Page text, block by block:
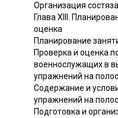
Организация
Глава XIII.
оценка
Планирование
Проверка и оценка
военнослужащих в
упражнений на
Содержание и
упражнений на
Подготовка и